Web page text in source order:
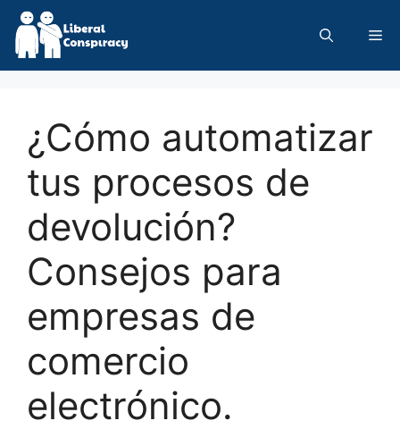
Skip
content
¿Cómo automatizar
tus procesos de
devolución?
Consejos para
empresas de
comercio
electrónico.